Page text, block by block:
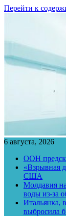
Перейти к
6 августа, 2026
ООН
«Взрывная
США
Молдавия
воды из-за
Итальянка,
выбросила